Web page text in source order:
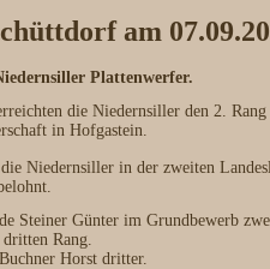
am
Plattenwerfer.
die Niedernsiller den 2.
in Hofgastein.
Niedernsiller in der zweiten
Steiner Günter im Grundbewerb
Rang.
Horst dritter.